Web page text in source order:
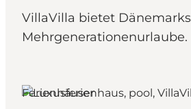
Events
Unterkunft
Mach deine
VillaVilla bietet
Mehrgenerationenurlaube.
Ferienhäuser